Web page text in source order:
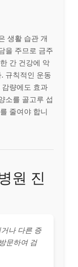
생활 습관 개
을 주므로 금주
간 건강에 악
규칙적인 운동
량에도 효과
소를 골고루 섭
줄여야 합니
원 진
나 다른 증
문하여 검